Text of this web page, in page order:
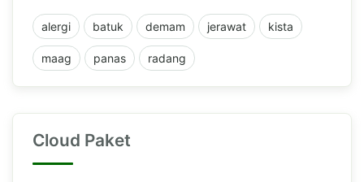
alergi batuk demam jerawat kista
maag panas radang
Cloud Paket